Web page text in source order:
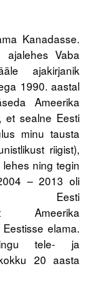
Kanadasse.
ajalehes Vaba
ajakirjanik
1990. aastal
Ameerika
et sealne Eesti
minu tausta
riigist),
ning tegin
– 2013 oli
Ameerika
elama.
tele- ja
20 aasta